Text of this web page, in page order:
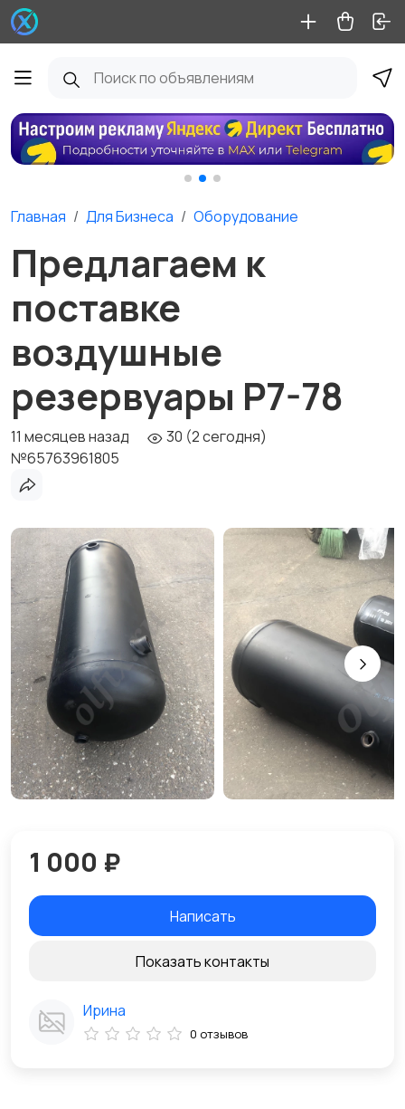
Главная Для Бизнеса Оборудование
Предлагаем к
поставке
воздушные
резервуары Р7-78
11 месяцев назад
30 (2 сегодня)
№65763961805
1 000 ₽
Написать
Показать контакты
Ирина
0 отзывов